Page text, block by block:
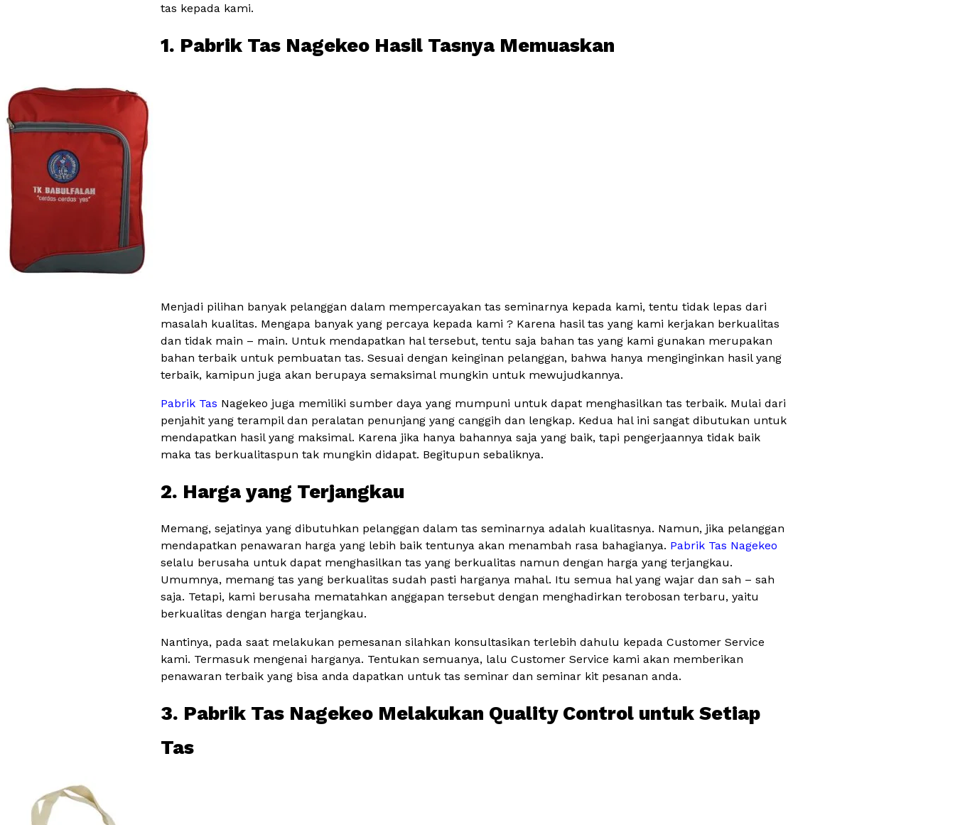
tas kepada kami.
1. Pabrik Tas Nagekeo Hasil Tasnya Memuaskan
Menjadi pilihan banyak pelanggan dalam mempercayakan tas seminarnya kepada kami, tentu tidak lepas dari
masalah kualitas. Mengapa banyak yang percaya kepada kami ? Karena hasil tas yang kami kerjakan berkualitas
dan tidak main – main. Untuk mendapatkan hal tersebut, tentu saja bahan tas yang kami gunakan merupakan
bahan terbaik untuk pembuatan tas. Sesuai dengan keinginan pelanggan, bahwa hanya menginginkan hasil yang
terbaik, kamipun juga akan berupaya semaksimal mungkin untuk mewujudkannya.
Pabrik Tas Nagekeo juga memiliki sumber daya yang mumpuni untuk dapat menghasilkan tas terbaik. Mulai dari
penjahit yang terampil dan peralatan penunjang yang canggih dan lengkap. Kedua hal ini sangat dibutukan untuk
mendapatkan hasil yang maksimal. Karena jika hanya bahannya saja yang baik, tapi pengerjaannya tidak baik
maka tas berkualitaspun tak mungkin didapat. Begitupun sebaliknya.
2. Harga yang Terjangkau
Memang, sejatinya yang dibutuhkan pelanggan dalam tas seminarnya adalah kualitasnya. Namun, jika pelanggan
mendapatkan penawaran harga yang lebih baik tentunya akan menambah rasa bahagianya. Pabrik Tas Nagekeo
selalu berusaha untuk dapat menghasilkan tas yang berkualitas namun dengan harga yang terjangkau.
Umumnya, memang tas yang berkualitas sudah pasti harganya mahal. Itu semua hal yang wajar dan sah – sah
saja. Tetapi, kami berusaha mematahkan anggapan tersebut dengan menghadirkan terobosan terbaru, yaitu
berkualitas dengan harga terjangkau.
Nantinya, pada saat melakukan pemesanan silahkan konsultasikan terlebih dahulu kepada Customer Service
kami. Termasuk mengenai harganya. Tentukan semuanya, lalu Customer Service kami akan memberikan
penawaran terbaik yang bisa anda dapatkan untuk tas seminar dan seminar kit pesanan anda.
3. Pabrik Tas Nagekeo Melakukan Quality Control untuk Setiap
Tas